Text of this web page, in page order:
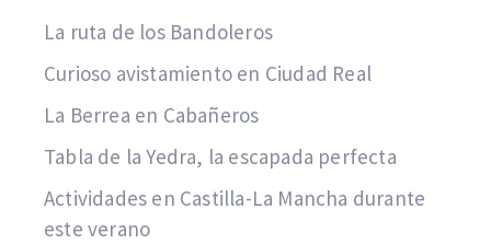
La ruta de los Bandoleros
Curioso avistamiento en Ciudad Real
La Berrea en Cabañeros
Tabla de la Yedra, la escapada perfecta
Actividades en Castilla-La Mancha durante
este verano